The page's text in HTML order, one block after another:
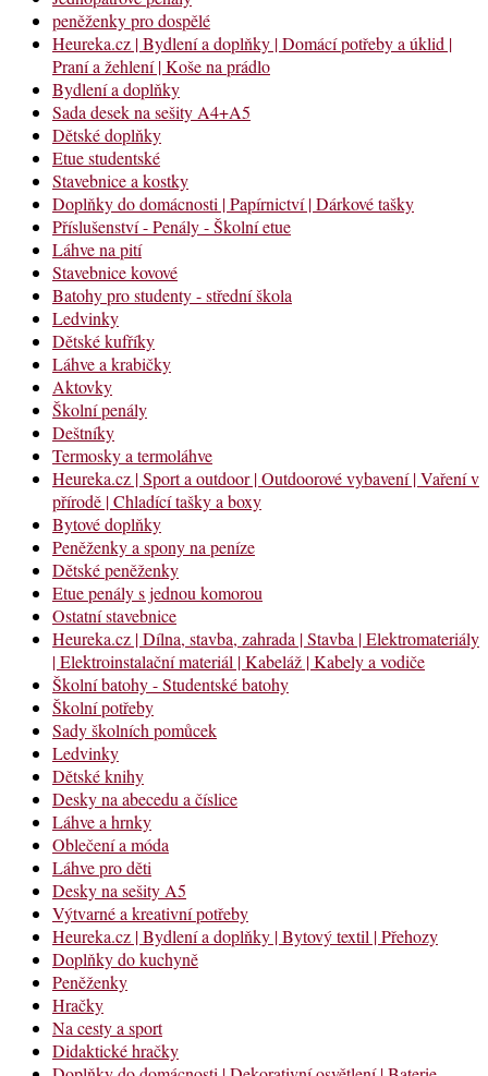
peněženky pro dospělé
Heureka.cz | Bydlení a doplňky | Domácí potřeby a úklid |
Praní a žehlení | Koše na prádlo
Bydlení a doplňky
Sada desek na sešity A4+A5
Dětské doplňky
Etue studentské
Stavebnice a kostky
Doplňky do domácnosti | Papírnictví | Dárkové tašky
Příslušenství - Penály - Školní etue
Láhve na pití
Stavebnice kovové
Batohy pro studenty - střední škola
Ledvinky
Dětské kufříky
Láhve a krabičky
Aktovky
Školní penály
Deštníky
Termosky a termoláhve
Heureka.cz | Sport a outdoor | Outdoorové vybavení | Vaření v
přírodě | Chladící tašky a boxy
Bytové doplňky
Peněženky a spony na peníze
Dětské peněženky
Etue penály s jednou komorou
Ostatní stavebnice
Heureka.cz | Dílna, stavba, zahrada | Stavba | Elektromateriály
| Elektroinstalační materiál | Kabeláž | Kabely a vodiče
Školní batohy - Studentské batohy
Školní potřeby
Sady školních pomůcek
Ledvinky
Dětské knihy
Desky na abecedu a číslice
Láhve a hrnky
Oblečení a móda
Láhve pro děti
Desky na sešity A5
Výtvarné a kreativní potřeby
Heureka.cz | Bydlení a doplňky | Bytový textil | Přehozy
Doplňky do kuchyně
Peněženky
Hračky
Na cesty a sport
Didaktické hračky